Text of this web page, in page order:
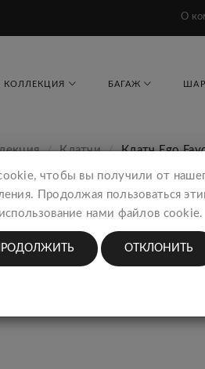
О
КОЛЛЕКЦИЯ БАГАЖ
Клатчи Клатч Ego
чтобы вы получили от
Продолжая пользоваться
нами файлов cookie.
ОТКЛОНИТЬ